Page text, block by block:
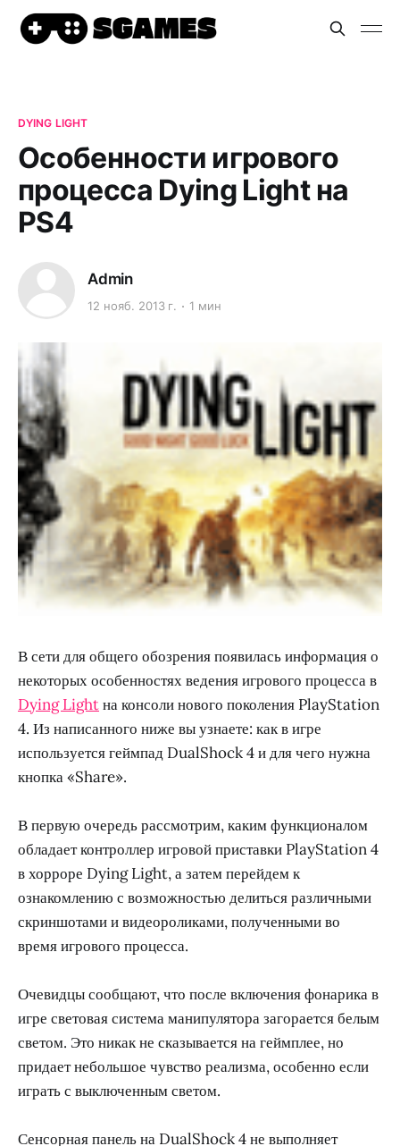
DYING LIGHT
Особенности игрового
процесса Dying Light на
PS4
Admin
12 нояб. 2013 г. 1 мин
В сети для общего обозрения появилась информация о
некоторых особенностях ведения игрового процесса в
Dying Lightна консоли нового поколения PlayStation
4. Из написанного ниже вы узнаете: как в игре
используется геймпад DualShock 4 и для чего нужна
кнопка «Share».
В первую очередь рассмотрим, каким функционалом
обладает контроллер игровой приставки PlayStation 4
в хорроре Dying Light, а затем перейдем к
ознакомлению с возможностью делиться различными
скриншотами и видеороликами, полученными во
время игрового процесса.
Очевидцы сообщают, что после включения фонарика в
игре световая система манипулятора загорается белым
светом. Это никак не сказывается на геймплее, но
придает небольшое чувство реализма, особенно если
играть с выключенным светом.
Сенсорная панель на DualShock 4 не выполняет